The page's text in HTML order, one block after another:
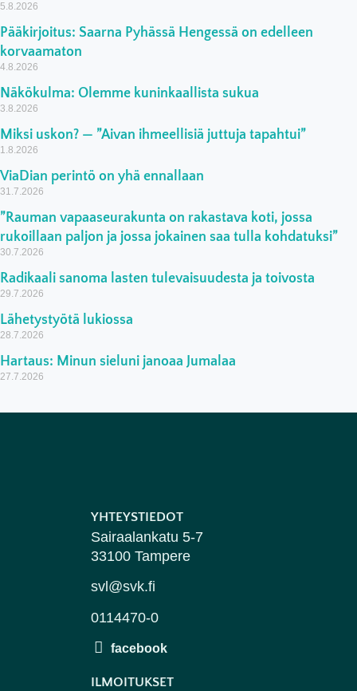
5.8.2026
Pääkirjoitus: Saarna Pyhässä Hengessä on edelleen
korvaamaton
4.8.2026
Näkökulma: Olemme kuninkaallista sukua
3.8.2026
Miksi uskon? — ”Aivan ihmeellisiä juttuja tapahtui”
1.8.2026
ViaDian perintö on yhä ennallaan
31.7.2026
”Rauman vapaaseurakunta on rakastava koti, jossa
rukoillaan paljon ja jossa jokainen saa tulla kohdatuksi”
30.7.2026
Radikaali sanoma lasten tulevaisuudesta ja toivosta
29.7.2026
Lähetystyötä lukiossa
28.7.2026
Hartaus: Minun sieluni janoaa Jumalaa
27.7.2026
YHTEYSTIEDOT
Sairaalankatu 5-7
33100 Tampere
svl@svk.fi
0114470-0
ILMOITUKSET